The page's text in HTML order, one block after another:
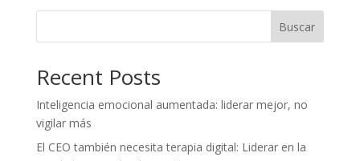
Buscar
Recent Posts
Inteligencia emocional aumentada: liderar mejor, no
vigilar más
El CEO también necesita terapia digital: Liderar en la